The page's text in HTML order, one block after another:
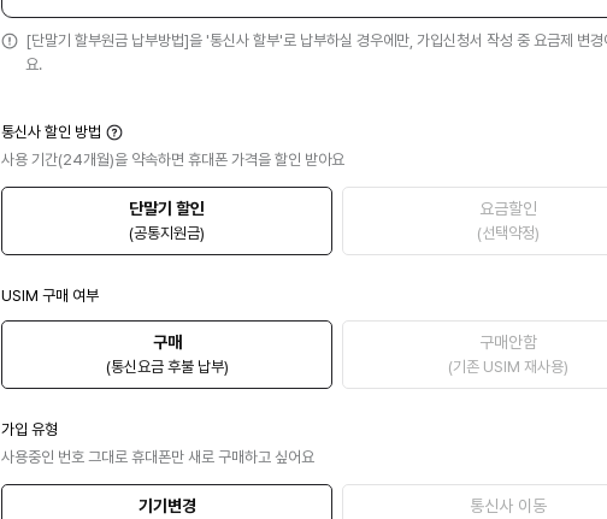
[단말기 할부원금 납부방법]을 '통신사 할부'로 납부하실 경우에만, 가입신청서 작성 중 요금제 변경
요.
통신사 할인 방법
사용 기간(24개월)을 약속하면 휴대폰 가격을 할인 받아요
단말기 할인
(공통지원금)
요금할인
(선택약정)
USIM 구매 여부
구매
(통신요금 후불 납부)
구매안함
(기존 USIM 재사용)
가입 유형
사용중인 번호 그대로 휴대폰만 새로 구매하고 싶어요
기기변경 통신사 이동